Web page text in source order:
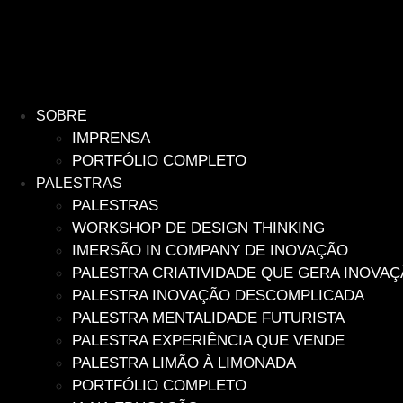
SOBRE
IMPRENSA
PORTFÓLIO COMPLETO
PALESTRAS
PALESTRAS
WORKSHOP DE DESIGN THINKING
IMERSÃO IN COMPANY DE INOVAÇÃO
PALESTRA CRIATIVIDADE QUE GERA
PALESTRA INOVAÇÃO DESCOMPLICADA
PALESTRA MENTALIDADE FUTURISTA
PALESTRA EXPERIÊNCIA QUE VENDE
PALESTRA LIMÃO À LIMONADA
PORTFÓLIO COMPLETO